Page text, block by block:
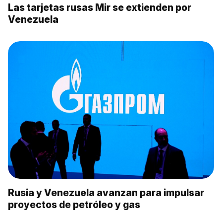
Las tarjetas rusas Mir se extienden por
Venezuela
Rusia y Venezuela avanzan para impulsar
proyectos de petróleo y gas